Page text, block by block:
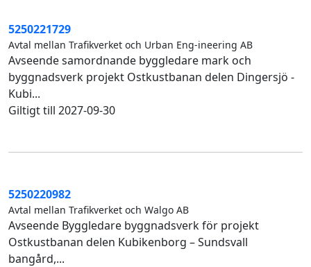
5250221729
Avtal mellan Trafikverket och Urban Eng-ineering AB
Avseende samordnande byggledare mark och
byggnadsverk projekt Ostkustbanan delen Dingersjö -
Kubi...
Giltigt till 2027-09-30
5250220982
Avtal mellan Trafikverket och Walgo AB
Avseende Byggledare byggnadsverk för projekt
Ostkustbanan delen Kubikenborg – Sundsvall
bangård,...